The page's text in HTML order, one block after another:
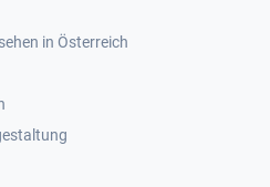
in Österreich